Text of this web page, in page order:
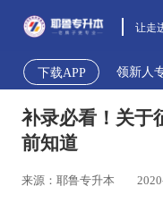
让走
下载APP 领新人
补录必看！关于
前知道
来源：耶鲁专升本